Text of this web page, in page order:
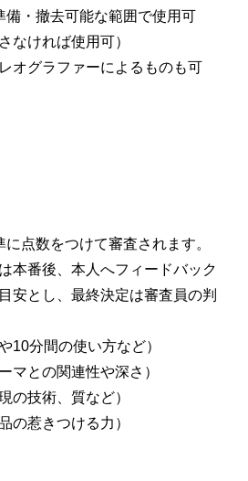
備・撤去可能な範囲で使用可
なければ使用可）
オグラファーによるものも可
点数をつけて審査されます。
本番後、本人へフィードバック
安とし、最終決定は審査員の判
10分間の使い方など）
ーマとの関連性や深さ）
の技術、質など）
の惹きつける力）